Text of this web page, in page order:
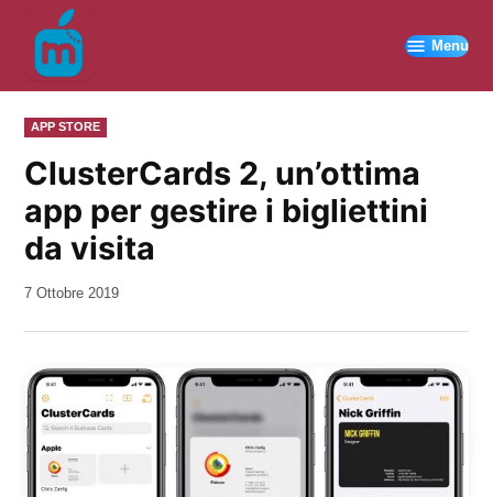
contenuto
Menu
PUBBLICATO
IN
APP STORE
ClusterCards 2, un’ottima
app per gestire i bigliettini
da visita
da
7 Ottobre 2019